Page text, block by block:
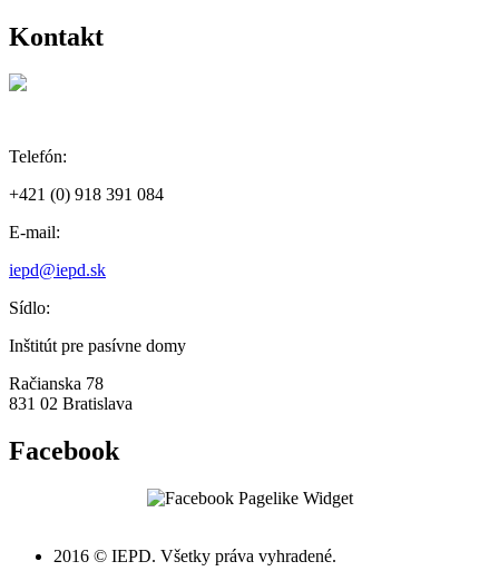
Kontakt
Telefón:
+421 (0) 918 391 084
E-mail:
iepd@iepd.sk
Sídlo:
Inštitút pre pasívne domy
Račianska 78
831 02 Bratislava
Facebook
2016 © IEPD. Všetky práva vyhradené.